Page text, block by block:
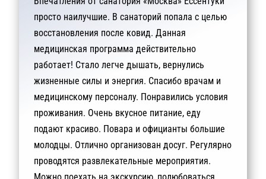
просто наилучшие. В санаторий попала с целью
восстановления после ковид. Данная
медицинская программа действительно
работает! Стало легче дышать, вернулись
жизненные силы и энергия. Спасибо врачам и
медицинскому персоналу. Понравились условия
проживания. Очень вкусное питание, еду
подают красиво. Повара и официанты большие
молодцы. Отлично организован досуг. Регулярно
проводятся развлекательные мероприятия.
Можно поехать на экскурсию, полюбоваться